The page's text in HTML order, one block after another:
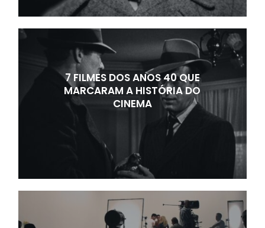
7 FILMES DOS ANOS 40 QUE
MARCARAM A HISTÓRIA DO
CINEMA